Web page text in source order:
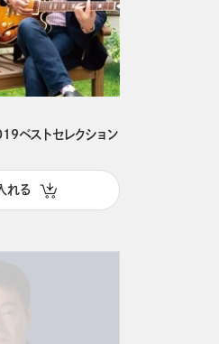
ベストセレクション
れる